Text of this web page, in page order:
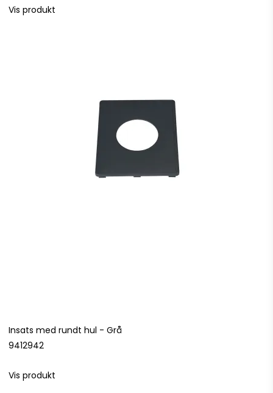
Vis produkt
Insats med rundt hul - Grå
9412942
Vis produkt